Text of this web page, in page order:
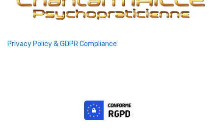
Privacy Policy & GDPR Compliance